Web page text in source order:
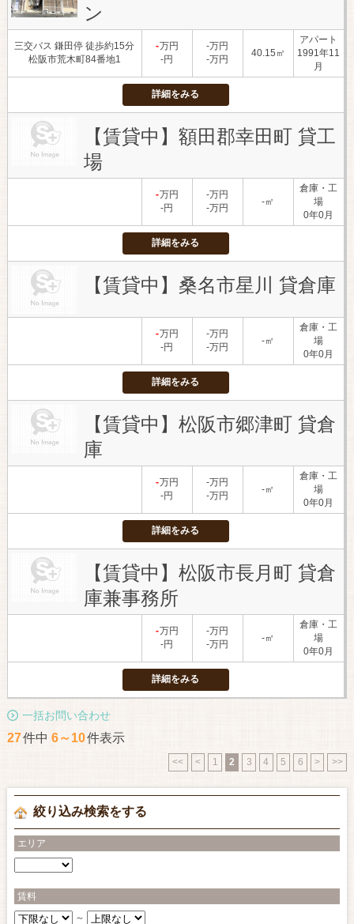
ン
三交バス 鎌田停 徒歩約15分
松阪市荒木町84番地1
-万円
-円
-万円
-万円
40.15㎡
アパート
1991年11
月
詳細をみる
【賃貸中】額田郡幸田町 貸工
場
-万円
-円
-万円
-万円
-㎡
倉庫・工
場
0年0月
詳細をみる
【賃貸中】桑名市星川 貸倉庫
-万円
-円
-万円
-万円
-㎡
倉庫・工
場
0年0月
詳細をみる
【賃貸中】松阪市郷津町 貸倉
庫
-万円
-円
-万円
-万円
-㎡
倉庫・工
場
0年0月
詳細をみる
【賃貸中】松阪市長月町 貸倉
庫兼事務所
-万円
-円
-万円
-万円
-㎡
倉庫・工
場
0年0月
詳細をみる
一括お問い合わせ
27件中6～10件表示
<< < 1 2 3 4 5 6 > >>
絞り込み検索をする
エリア
賃料
～